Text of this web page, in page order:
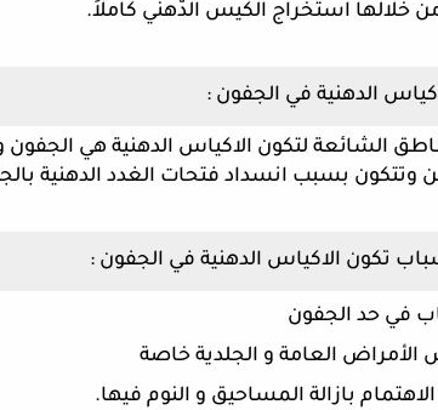
خلالها استخراج الكيس الدّهني كاملاً.
الدهنية في الجفون :
وتتكون بسبب انسداد فتحات الغدد الدهنية
تكون الاكياس الدهنية في الجفون :
في حد الجفون
العامة و الجلدية خاصة
بازالة المساحيق و النوم فيها.